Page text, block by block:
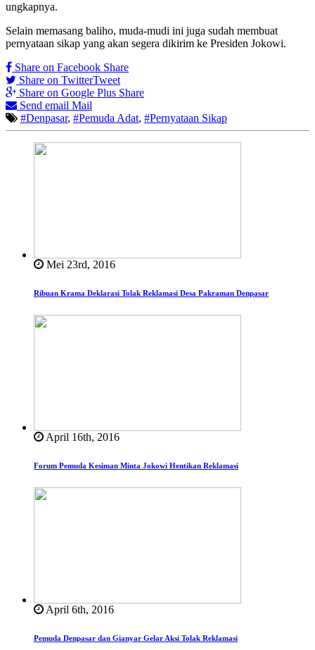
ungkapnya.
Selain memasang baliho, muda-mudi ini juga sudah membuat
pernyataan sikap yang akan segera dikirim ke Presiden Jokowi.
Share on Facebook Share
Share on TwitterTweet
Share on Google Plus Share
Send email Mail
#Denpasar, #Pemuda Adat, #Pernyataan Sikap
Mei 23rd, 2016
Ribuan Krama Deklarasi Tolak Reklamasi Desa Pakraman Denpasar
April 16th, 2016
Forum Pemuda Kesiman Minta Jokowi Hentikan Reklamasi
April 6th, 2016
Pemuda Denpasar dan Gianyar Gelar Aksi Tolak Reklamasi